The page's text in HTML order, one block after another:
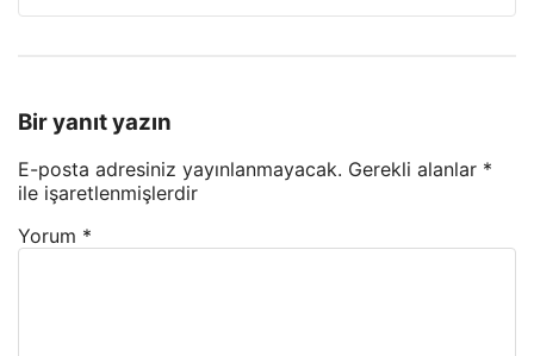
Bir yanıt yazın
E-posta adresiniz yayınlanmayacak. Gerekli alanlar *
ile işaretlenmişlerdir
Yorum *